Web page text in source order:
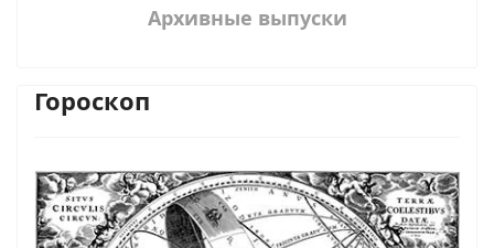
Архивные выпуски
Гороскоп